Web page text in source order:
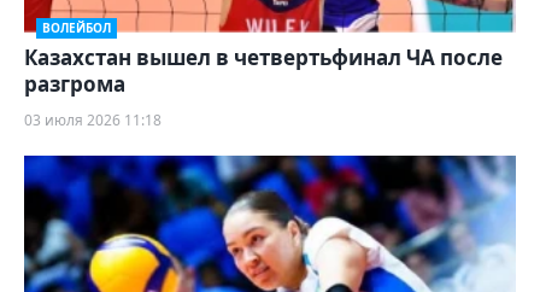
ВОЛЕЙБОЛ
Казахстан вышел в четвертьфинал ЧА после
разгрома
03 июля 2026 11:18